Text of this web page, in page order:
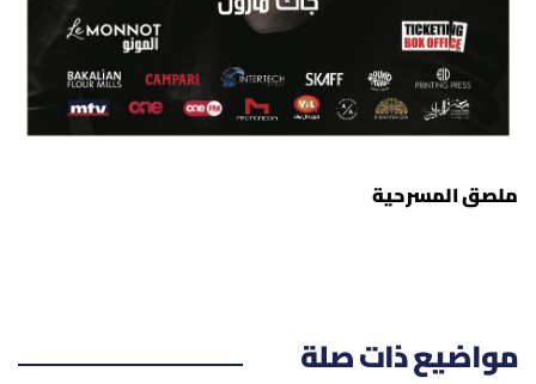
ملصق المسرحية
مواضيع ذات صلة